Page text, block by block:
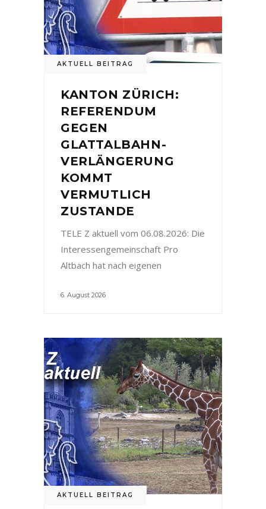
AKTUELL BEITRAG
KANTON ZÜRICH:
REFERENDUM
GEGEN
GLATTALBAHN-
VERLÄNGERUNG
KOMMT
VERMUTLICH
ZUSTANDE
TELE Z aktuell vom 06.08.2026: Die
Interessengemeinschaft Pro
Altbach hat nach eigenen
6. August 2026
AKTUELL BEITRAG